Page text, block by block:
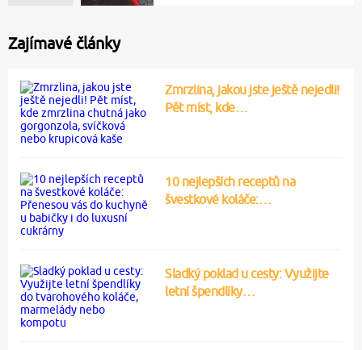
Zajímavé články
Zmrzlina, jakou jste ještě nejedli!
Pět míst, kde…
10 nejlepších receptů na
švestkové koláče:…
Sladký poklad u cesty: Využijte
letní špendlíky…